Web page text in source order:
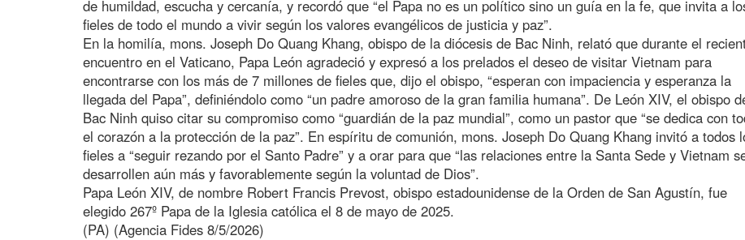
de humildad, escucha y cercanía, y recordó que “el Papa no es un político sino un guía en la fe, que invita a
fieles de todo el mundo a vivir según los valores evangélicos de justicia y paz”.
En la homilía, mons. Joseph Do Quang Khang, obispo de la diócesis de Bac Ninh, relató que durante el
encuentro en el Vaticano, Papa León agradeció y expresó a los prelados el deseo de visitar Vietnam para
encontrarse con los más de 7 millones de fieles que, dijo el obispo, “esperan con impaciencia y esperanza la
llegada del Papa”, definiéndolo como “un padre amoroso de la gran familia humana”. De León XIV, el obispo
Bac Ninh quiso citar su compromiso como “guardián de la paz mundial”, como un pastor que “se dedica con
el corazón a la protección de la paz”. En espíritu de comunión, mons. Joseph Do Quang Khang invitó a todos
fieles a “seguir rezando por el Santo Padre” y a orar para que “las relaciones entre la Santa Sede y Vietnam
desarrollen aún más y favorablemente según la voluntad de Dios”.
Papa León XIV, de nombre Robert Francis Prevost, obispo estadounidense de la Orden de San Agustín, fue
elegido 267º Papa de la Iglesia católica el 8 de mayo de 2025.
(PA) (Agencia Fides 8/5/2026)